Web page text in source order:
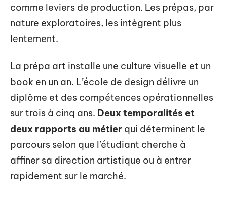
comme leviers de production. Les prépas, par
nature exploratoires, les intègrent plus
lentement.
La prépa art installe une culture visuelle et un
book en un an. L’école de design délivre un
diplôme et des compétences opérationnelles
sur trois à cinq ans. Deux temporalités et
deux rapports au métier qui déterminent le
parcours selon que l’étudiant cherche à
affiner sa direction artistique ou à entrer
rapidement sur le marché.